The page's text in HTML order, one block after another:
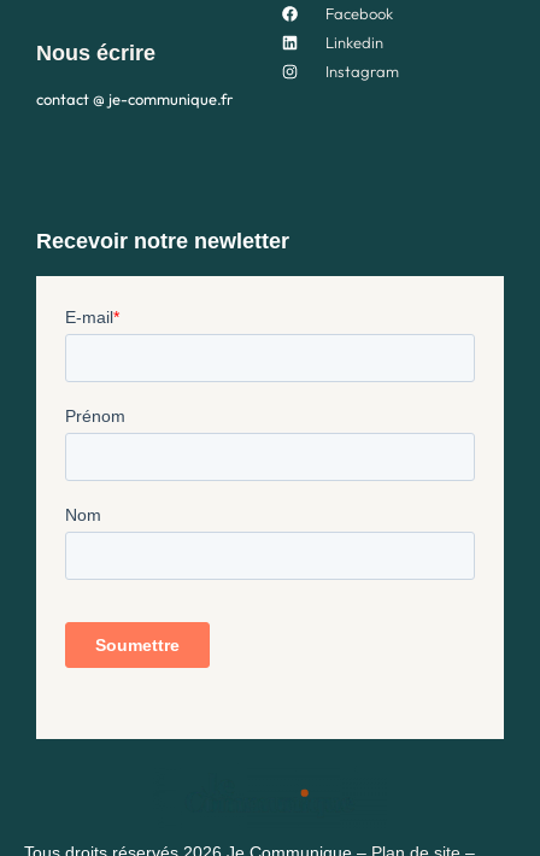
Nous écrire
contact @ je-communique.fr
Facebook
Linkedin
Instagram
Recevoir notre newletter